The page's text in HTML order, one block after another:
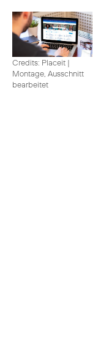
Credits: Placeit |
Montage, Ausschnitt
bearbeitet